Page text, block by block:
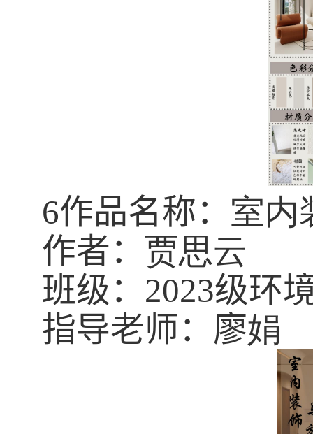
6作品名称： 室内
作者： 贾思云
班级： 2023级环
指导老师：廖娟